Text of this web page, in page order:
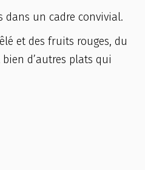
dans un cadre convivial.
et des fruits rouges, du
d’autres plats qui